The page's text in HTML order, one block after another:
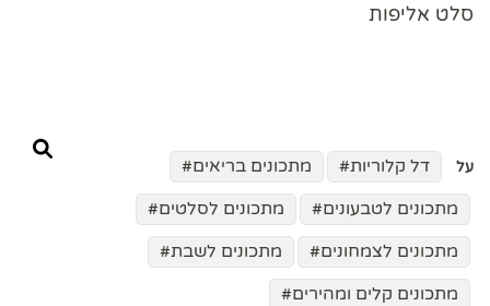
סלט אליפות
על דל קלוריות
מתכונים בריאים
מתכונים לטבעונים
מתכונים לסלטים
מתכונים לצמחונים
מתכונים לשבת
מתכונים קלים ומהירים